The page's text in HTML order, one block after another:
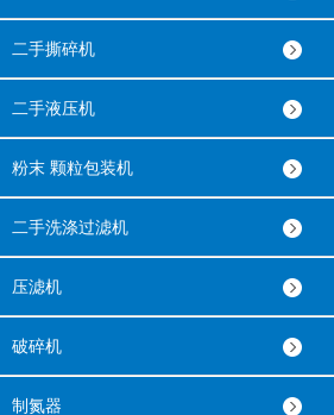
二手撕碎机
二手液压机
粉末 颗粒包装机
二手洗涤过滤机
压滤机
破碎机
制氮器